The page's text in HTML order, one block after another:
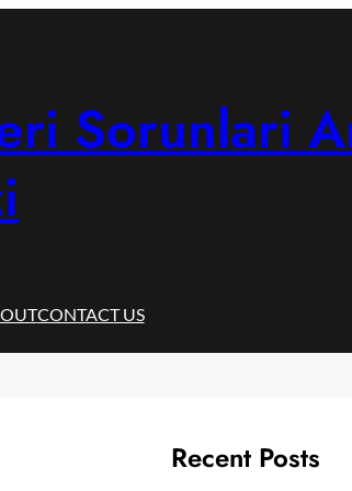
Sorunlari
CONTACT US
Recent Posts